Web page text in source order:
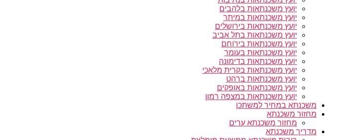
יועץ משכנתאות בלהבים
יועץ משכנתאות במיתר
יועץ משכנתאות בירושלים
יועץ משכנתאות בתל אביב
יועץ משכנתאות בירוחם
יועץ משכנתאות בעומר
יועץ משכנתאות בדימונה
יועץ משכנתאות בקרית מלאכי
יועץ משכנתאות ברהט
יועץ משכנתאות באופקים
יועץ משכנתאות במצפה רמון
משכנתא במחיר למשתכן
מחזור משכנתא
מחזור משכנתא ערים
מדריך משכנתא